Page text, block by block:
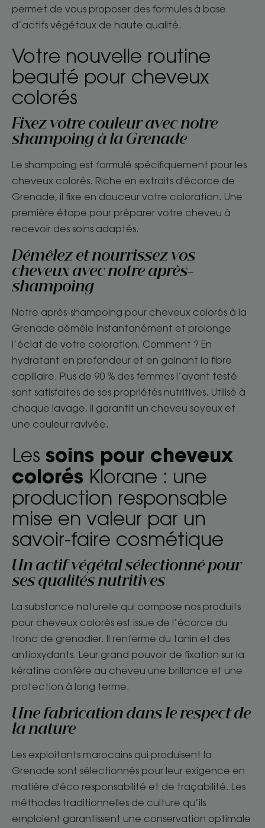
permet de vous proposer des formules à base
d’actifs végétaux de haute qualité.
Votre nouvelle routine
beauté pour cheveux
colorés
Fixez votre couleur avec notre
shampoing à la Grenade
Le shampoing est formulé spécifiquement pour les
cheveux colorés. Riche en extraits d'écorce de
Grenade, il fixe en douceur votre coloration. Une
première étape pour préparer votre cheveu à
recevoir des soins adaptés.
Démêlez et nourrissez vos
cheveux avec notre après-
shampoing
Notre après-shampoing pour cheveux colorés à la
Grenade démêle instantanément et prolonge
l’éclat de votre coloration. Comment ? En
hydratant en profondeur et en gainant la fibre
capillaire. Plus de 90 % des femmes l’ayant testé
sont satisfaites de ses propriétés nutritives. Utilisé à
chaque lavage, il garantit un cheveu soyeux et
une couleur ravivée.
Les soins pour cheveux
colorés Klorane : une
production responsable
mise en valeur par un
savoir-faire cosmétique
Un actif végétal sélectionné pour
ses qualités nutritives
La substance naturelle qui compose nos produits
pour cheveux colorés est issue de l’écorce du
tronc de grenadier. Il renferme du tanin et des
antioxydants. Leur grand pouvoir de fixation sur la
kératine confère au cheveu une brillance et une
protection à long terme.
Une fabrication dans le respect de
la nature
Les exploitants marocains qui produisent la
Grenade sont sélectionnés pour leur exigence en
matière d'éco responsabilité et de traçabilité. Les
méthodes traditionnelles de culture qu’ils
emploient garantissent une conservation optimale